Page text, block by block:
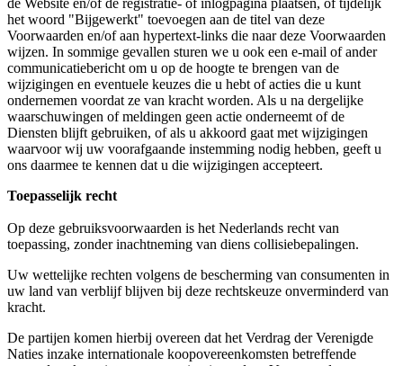
het woord "Bijgewerkt" toevoegen aan de titel van deze
Voorwaarden en/of aan hypertext-links die naar deze Voorwaarden
wijzen. In sommige gevallen sturen we u ook een e-mail of ander
communicatiebericht om u op de hoogte te brengen van de
wijzigingen en eventuele keuzes die u hebt of acties die u kunt
ondernemen voordat ze van kracht worden. Als u na dergelijke
waarschuwingen of meldingen geen actie onderneemt of de
Diensten blijft gebruiken, of als u akkoord gaat met wijzigingen
waarvoor wij uw voorafgaande instemming nodig hebben, geeft u
ons daarmee te kennen dat u die wijzigingen accepteert.
Toepasselijk recht
Op deze gebruiksvoorwaarden is het Nederlands recht van
toepassing, zonder inachtneming van diens collisiebepalingen.
Uw wettelijke rechten volgens de bescherming van consumenten in
uw land van verblijf blijven bij deze rechtskeuze onverminderd van
kracht.
De partijen komen hierbij overeen dat het Verdrag der Verenigde
Naties inzake internationale koopovereenkomsten betreffende